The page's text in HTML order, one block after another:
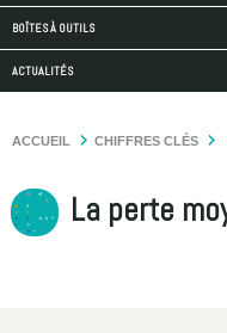
BOÎTES À OUTILS
ACTUALITÉS
ACCUEIL CHIFFRES CLÉS
La perte